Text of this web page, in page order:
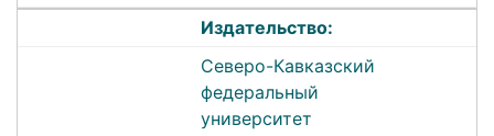
Издательство:
Северо-Кавказский
федеральный
университет